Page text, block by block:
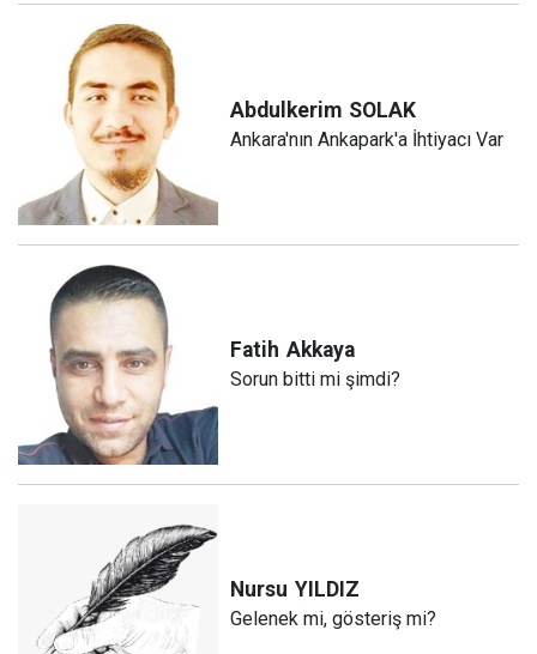
Abdulkerim SOLAK
Ankara'nın Ankapark'a İhtiyacı Var
Fatih Akkaya
Sorun bitti mi şimdi?
Nursu YILDIZ
Gelenek mi, gösteriş mi?